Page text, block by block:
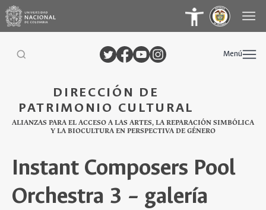
DIRECCIÓN DE
PATRIMONIO CULTURAL
ALIANZAS PARA EL ACCESO A LAS ARTES, LA REPARACIÓN SIMBÓLICA
Y LA BIOCULTURA EN PERSPECTIVA DE GÉNERO
Menú
Instant Composers Pool
Orchestra 3 – galería